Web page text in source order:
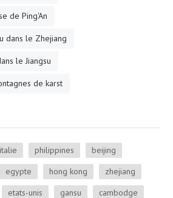
de Ping'An
dans le Zhejiang
le Jiangsu
de karst
italie philippines
beijing
egypte hong kong
zhejiang
etats-unis gansu
cambodge